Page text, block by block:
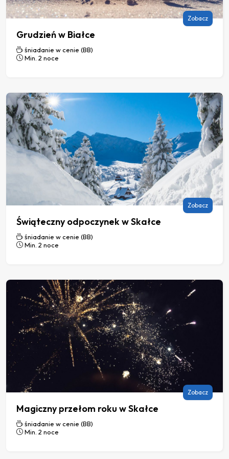
Grudzień w Białce
śniadanie w cenie (BB)
Min. 2 noce
Zobacz
Świąteczny odpoczynek w Skałce
śniadanie w cenie (BB)
Min. 2 noce
Zobacz
Magiczny przełom roku w Skałce
śniadanie w cenie (BB)
Min. 2 noce
Zobacz